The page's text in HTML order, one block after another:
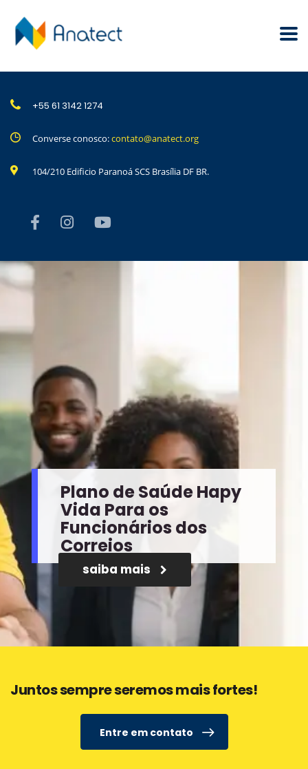
+55 61 3142 1274
Converse conosco:contato@anatect.org
104/210 Edificio Paranoá SCS Brasília DF BR.
Plano de Saúde Hapy
Vida Para os
Funcionários dos
Correios
saiba mais
Juntos sempre seremos mais fortes!
Entre em contato